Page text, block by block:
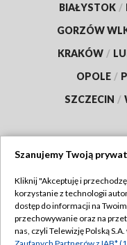
BIAŁYSTOK /
GORZÓW
KRAKÓW /
OPOLE /
SZCZECIN /
Abonament TVP
Emisja w TVP
Szanujemy Twoją
Kliknij "Akceptuję i
korzystanie z technologii
dostęp do informacji na
przechowywanie oraz na
nas, czyli Telewizję Polską